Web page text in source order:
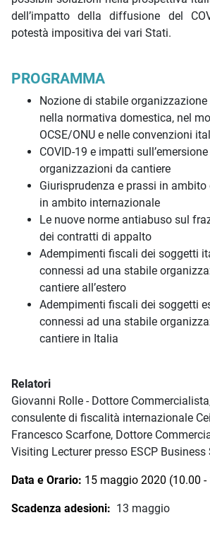
dell’impatto della diffusione del
potestà impositiva dei vari Stati.
PROGRAMMA
Nozione di stabile
nella normativa domestica, nel
OCSE/ONU e nelle convenzioni
COVID-19 e impatti
organizzazioni da cantiere
Giurisprudenza e prassi in
in ambito internazionale
Le nuove norme antiabuso sul
dei contratti di appalto
Adempimenti fiscali dei soggetti
connessi ad una stabile
cantiere all’estero
Adempimenti fiscali dei soggetti
connessi ad una stabile
cantiere in Italia
Relatori
Giovanni Rolle - Dottore
consulente di fiscalità internazionale
Francesco Scarfone, Dottore
Visiting Lecturer presso ESCP Business
Data e Orario: 15 maggio 2020 (10.00 -
Scadenza adesioni: 13 maggio